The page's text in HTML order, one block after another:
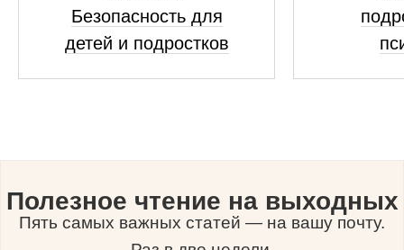
Безопасность для
детей и подростков
Полезное чтение на выходных
Пять самых важных статей — на вашу почту.